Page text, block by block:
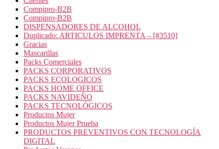
Compipro-B2B
Compipro-B2B
DISPENSADORES DE ALCOHOL
Duplicado: ARTICULOS IMPRENTA – [#3510]
Gracias
Mascarillas
Packs Comerciales
PACKS CORPORATIVOS
PACKS ECOLOGICOS
PACKS HOME OFFICE
PACKS NAVIDEÑO
PACKS TECNOLÓGICOS
Productos Mujer
Productos Mujer Prueba
PRODUCTOS PREVENTIVOS CON TECNOLOGÍA
DIGITAL